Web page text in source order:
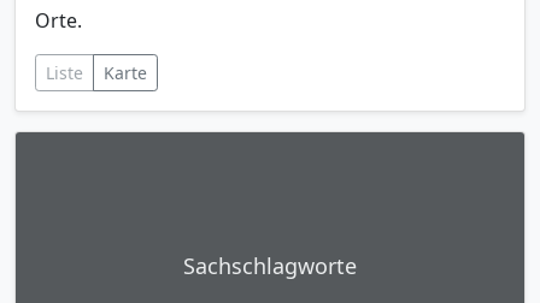
Orte.
Liste Karte
Sachschlagworte